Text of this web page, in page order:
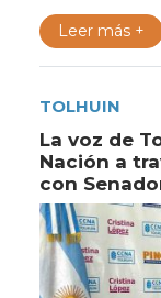
Leer más +
TOLHUIN
La voz de
Nación a
con